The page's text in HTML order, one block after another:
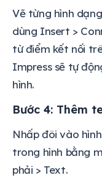
Vẽ từng hình
dùng Insert >
từ điểm kết nối
Impress sẽ tự
hình.
Bước 4: Thêm
Nhấp đôi vào
trong hình bằng
phải > Text.